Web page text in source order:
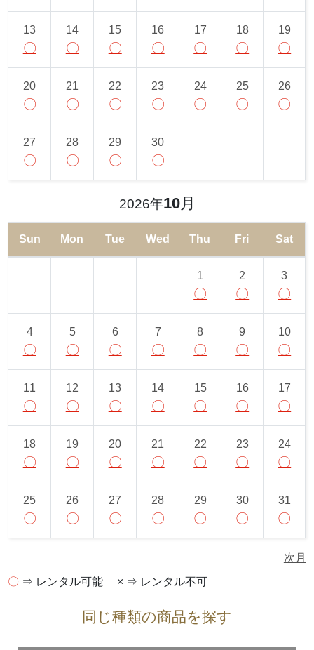
13
〇
14
〇
15
〇
16
〇
17
〇
18
〇
19
〇
20
〇
21
〇
22
〇
23
〇
24
〇
25
〇
26
〇
27
〇
28
〇
29
〇
30
〇
2026年10月
Sun Mon Tue Wed Thu Fri Sat
1
〇
2
〇
3
〇
4
〇
5
〇
6
〇
7
〇
8
〇
9
〇
10
〇
11
〇
12
〇
13
〇
14
〇
15
〇
16
〇
17
〇
18
〇
19
〇
20
〇
21
〇
22
〇
23
〇
24
〇
25
〇
26
〇
27
〇
28
〇
29
〇
30
〇
31
〇
次月
〇 ⇒ レンタル可能 × ⇒ レンタル不可
同じ種類の商品を探す